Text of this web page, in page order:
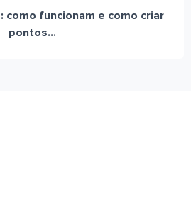
como funcionam e como criar
pontos...